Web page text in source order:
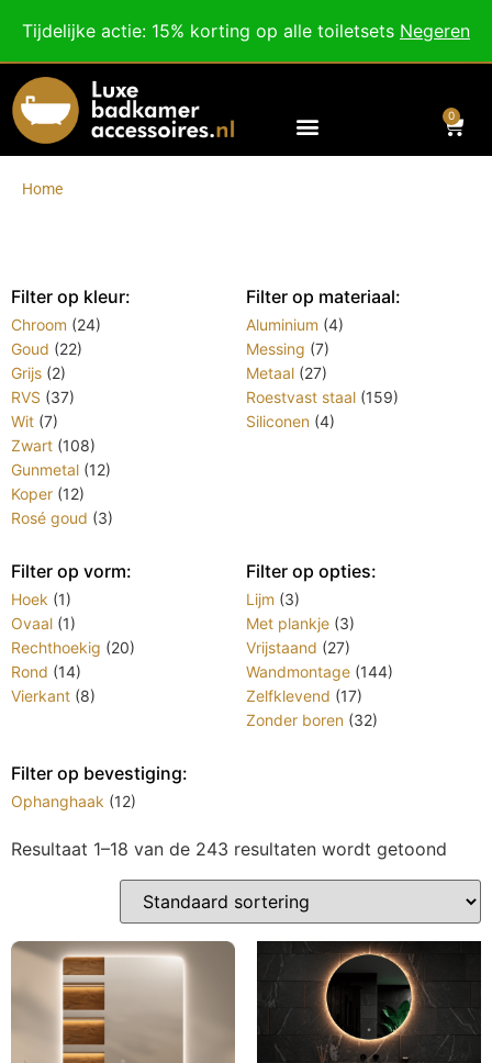
Tijdelijke actie: 15% korting op alle toiletsets Negeren
Voor 18:00 besteld, morgen in huis!
0
Home
Filter op kleur:
Chroom (24)
Goud (22)
Grijs (2)
RVS (37)
Wit (7)
Zwart (108)
Gunmetal (12)
Koper (12)
Rosé goud (3)
Filter op materiaal:
Aluminium (4)
Messing (7)
Metaal (27)
Roestvast staal (159)
Siliconen (4)
Filter op vorm:
Hoek (1)
Ovaal (1)
Rechthoekig (20)
Rond (14)
Vierkant (8)
Filter op opties:
Lijm (3)
Met plankje (3)
Vrijstaand (27)
Wandmontage (144)
Zelfklevend (17)
Zonder boren (32)
Filter op bevestiging:
Ophanghaak (12)
Resultaat 1–18 van de 243 resultaten wordt getoond